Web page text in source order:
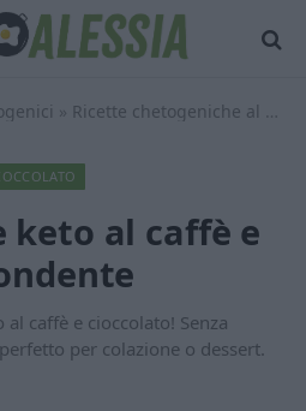
» Ricette chetogeniche al cioccolato
keto al caffè e
caffè e cioccolato! Senza
per colazione o dessert.